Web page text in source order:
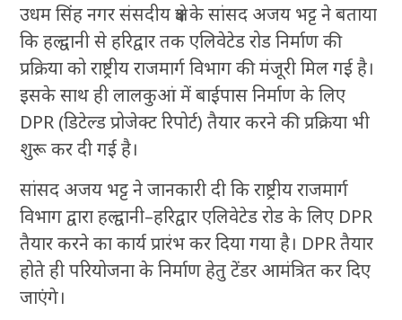
उधम सिंह नगर संसदीय क्षेत्र के सांसद अजय भट्ट ने बताया
कि हल्द्वानी से हरिद्वार तक एलिवेटेड रोड निर्माण की
प्रक्रिया को राष्ट्रीय राजमार्ग विभाग की मंजूरी मिल गई है।
इसके साथ ही लालकुआं में बाईपास निर्माण के लिए
DPR (डिटेल्ड प्रोजेक्ट रिपोर्ट) तैयार करने की प्रक्रिया भी
शुरू कर दी गई है।
सांसद अजय भट्ट ने जानकारी दी कि राष्ट्रीय राजमार्ग
विभाग द्वारा हल्द्वानी–हरिद्वार एलिवेटेड रोड के लिए DPR
तैयार करने का कार्य प्रारंभ कर दिया गया है। DPR तैयार
होते ही परियोजना के निर्माण हेतु टेंडर आमंत्रित कर दिए
जाएंगे।